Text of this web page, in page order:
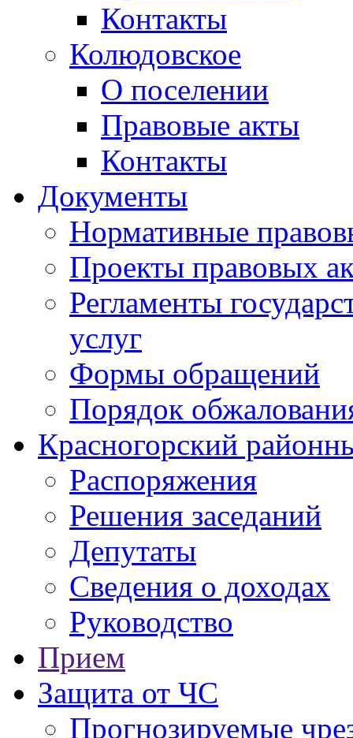
Контакты
Колюдовское
О поселении
Правовые акты
Контакты
Документы
Нормативные
Проекты правовых
Регламенты
услуг
Формы обращений
Порядок
Красногорский
Распоряжения
Решения заседаний
Депутаты
Сведения о доходах
Руководство
Прием
Защита от ЧС
Прогнозируемые